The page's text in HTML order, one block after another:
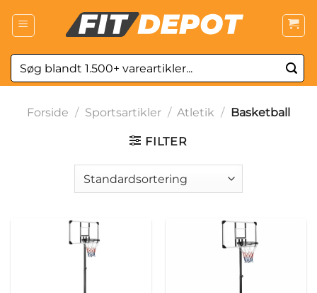
Søg
efter:
Forside / Sportsartikler / Atletik / Basketball
FILTER